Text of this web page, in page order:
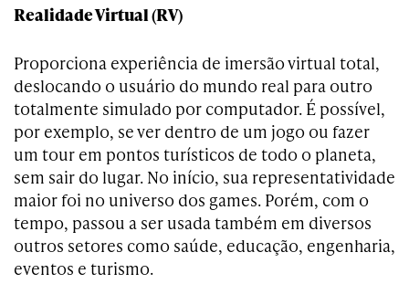
Realidade Virtual (RV)
Proporciona experiência de imersão virtual total,
deslocando o usuário do mundo real para outro
totalmente simulado por computador. É possível,
por exemplo, se ver dentro de um jogo ou fazer
um tour em pontos turísticos de todo o planeta,
sem sair do lugar. No início, sua representatividade
maior foi no universo dos games. Porém, com o
tempo, passou a ser usada também em diversos
outros setores como saúde, educação, engenharia,
eventos e turismo.